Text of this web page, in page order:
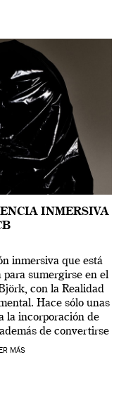
INMERSIVA
inmersiva que está
sumergirse en el
con la Realidad
Hace sólo unas
la incorporación de
de convertirse
relevantes […]
MÁS